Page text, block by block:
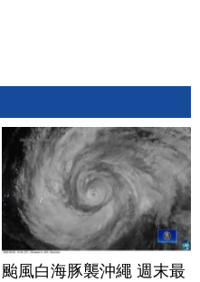
颱風白海豚襲沖繩 週末最